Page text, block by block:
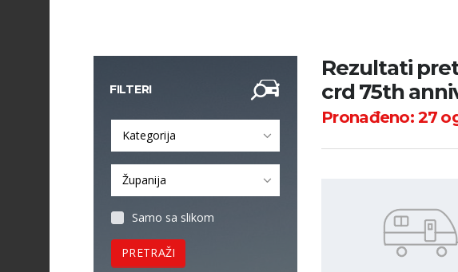
FILTERI
Kategorija
Županija
Samo sa slikom
PRETRAŽI
Rezultati
crd 75th
Pronađeno:27